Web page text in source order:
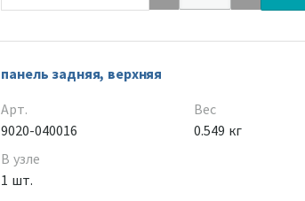
панель задняя, верхняя
Арт.
9020-040016
В узле
1 шт.
Вес
0.549 кг